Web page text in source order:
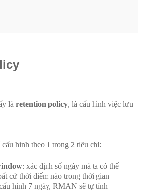
là retention policy, là cấu hình việc lưu
hình theo 1 trong 2 tiêu chí:
: xác định số ngày mà ta có thể
cứ thời điểm nào trong thời gian
hình 7 ngày, RMAN sẽ tự tính